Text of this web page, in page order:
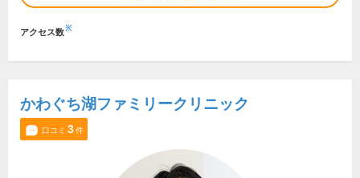
アクセス数※
かわぐち湖ファミリークリニック
口コミ 3件